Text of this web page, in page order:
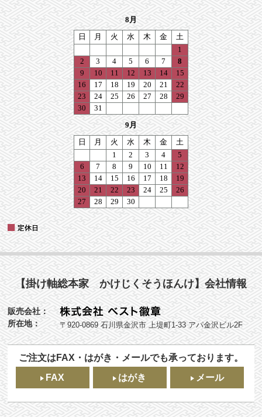
【掛け軸総本家 かけじくそうほんけ】会社情報
販売会社：
所在地：
〒920-0869 石川県金沢市 上堤町1-33 アパ金沢ビル2F
ご注文はFAX・はがき・メールでも承っております。
FAX
はがき メール